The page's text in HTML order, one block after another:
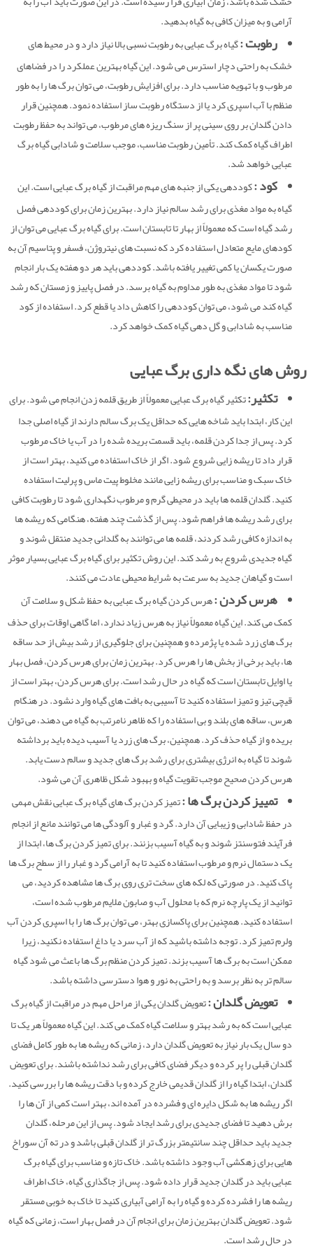
محصولات
خدمات
نمایندگی ها
مقالات
درباره ما
آرامی و به میزان کافی به گیاه بدهید.
رطوبت :گیاه برگ عبایی به رطوبت نسبی بالا نیاز دارد و در محیط های
خشک به راحتی دچار استرس می شود. این گیاه بهترین عملکرد را در فضاهای
مرطوب و با تهویه مناسب دارد. برای افزایش رطوبت، می توان برگ ها را به طور
منظم با آب اسپری کرد یا از دستگاه رطوبت ساز استفاده نمود. همچنین قرار
دادن گلدان بر روی سینی پر از سنگ ریزه های مرطوب، می تواند به حفظ رطوبت
اطراف گیاه کمک کند. تأمین رطوبت مناسب، موجب سلامت و شادابی گیاه برگ
عبایی خواهد شد.
کود :کوددهی یکی از جنبه های مهم مراقبت از گیاه برگ عبایی است. این
گیاه به مواد مغذی برای رشد سالم نیاز دارد. بهترین زمان برای کوددهی فصل
رشد گیاه است که معمولاً از بهار تا تابستان است. برای گیاه برگ عبایی می توان از
کودهای مایع متعادل استفاده کرد که نسبت های نیتروژن، فسفر و پتاسیم آن به
صورت یکسان یا کمی تغییر یافته باشد. کوددهی باید هر دو هفته یک بار انجام
شود تا مواد مغذی به طور مداوم به گیاه برسد. در فصل پاییز و زمستان که رشد
گیاه کند می شود، می توان کوددهی را کاهش داد یا قطع کرد. استفاده از کود
مناسب به شادابی و گل دهی گیاه کمک خواهد کرد.
روش های نگه داری برگ عبایی
تکثیر:تکثیر گیاه برگ عبایی معمولاً از طریق قلمه زدن انجام می شود. برای
این کار، ابتدا باید شاخه هایی که حداقل یک برگ سالم دارند از گیاه اصلی جدا
کرد. پس از جدا کردن قلمه، باید قسمت بریده شده را در آب یا خاک مرطوب
قرار داد تا ریشه زایی شروع شود. اگر از خاک استفاده می کنید، بهتر است از
خاک سبک و مناسب برای ریشه زایی مانند مخلوط پیت ماس و پرلیت استفاده
کنید. گلدان قلمه ها باید در محیطی گرم و مرطوب نگهداری شود تا رطوبت کافی
برای رشد ریشه ها فراهم شود. پس از گذشت چند هفته، هنگامی که ریشه ها
به اندازه کافی رشد کردند، قلمه ها می توانند به گلدانی جدید منتقل شوند و
گیاه جدیدی شروع به رشد کند. این روش تکثیر برای گیاه برگ عبایی بسیار موثر
است و گیاهان جدید به سرعت به شرایط محیطی عادت می کنند.
هرس کردن :هرس کردن گیاه برگ عبایی به حفظ شکل و سلامت آن
کمک می کند. این گیاه معمولاً نیاز به هرس زیاد ندارد، اما گاهی اوقات برای حذف
برگ های زرد شده یا پژمرده و همچنین برای جلوگیری از رشد بیش از حد ساقه
ها، باید برخی از بخش ها را هرس کرد. بهترین زمان برای هرس کردن، فصل بهار
یا اوایل تابستان است که گیاه در حال رشد است. برای هرس کردن، بهتر است از
قیچی تیز و تمیز استفاده کنید تا آسیبی به بافت های گیاه وارد نشود. در هنگام
هرس، ساقه های بلند و بی استفاده را که ظاهر نامرتب به گیاه می دهند، می توان
بریده و از گیاه حذف کرد. همچنین، برگ های زرد یا آسیب دیده باید برداشته
شوند تا گیاه به انرژی بیشتری برای رشد برگ های جدید و سالم دست یابد.
هرس کردن صحیح موجب تقویت گیاه و بهبود شکل ظاهری آن می شود.
تمییز کردن برگ ها :تمیز کردن برگ های گیاه برگ عبایی نقش مهمی
در حفظ شادابی و زیبایی آن دارد. گرد و غبار و آلودگی ها می توانند مانع از انجام
فرآیند فتوسنتز شوند و به گیاه آسیب بزنند. برای تمیز کردن برگ ها، ابتدا از
یک دستمال نرم و مرطوب استفاده کنید تا به آرامی گرد و غبار را از سطح برگ ها
پاک کنید. در صورتی که لکه های سخت تری روی برگ ها مشاهده کردید، می
توانید از یک پارچه نرم که با محلول آب و صابون ملایم مرطوب شده است،
استفاده کنید. همچنین برای پاکسازی بهتر، می توان برگ ها را با اسپری کردن آب
ولرم تمیز کرد. توجه داشته باشید که از آب سرد یا داغ استفاده نکنید، زیرا
ممکن است به برگ ها آسیب بزند. تمیز کردن منظم برگ ها باعث می شود گیاه
سالم تر به نظر برسد و به راحتی به نور و هوا دسترسی داشته باشد.
تعویض گلدان :تعویض گلدان یکی از مراحل مهم در مراقبت از گیاه برگ
عبایی است که به رشد بهتر و سلامت گیاه کمک می کند. این گیاه معمولاً هر یک تا
دو سال یک بار نیاز به تعویض گلدان دارد، زمانی که ریشه ها به طور کامل فضای
گلدان قبلی را پر کرده و دیگر فضای کافی برای رشد نداشته باشند. برای تعویض
گلدان، ابتدا گیاه را از گلدان قدیمی خارج کرده و با دقت ریشه ها را بررسی کنید.
اگر ریشه ها به شکل دایره ای و فشرده در آمده اند، بهتر است کمی از آن ها را
برش دهید تا فضای جدیدی برای رشد ایجاد شود. پس از این مرحله، گلدان
جدید باید حداقل چند سانتیمتر بزرگ تر از گلدان قبلی باشد و در ته آن سوراخ
هایی برای زهکشی آب وجود داشته باشد. خاک تازه و مناسب برای گیاه برگ
عبایی باید در گلدان جدید قرار داده شود. پس از جاگذاری گیاه، خاک اطراف
ریشه ها را فشرده کرده و گیاه را به آرامی آبیاری کنید تا خاک به خوبی مستقر
شود. تعویض گلدان بهترین زمان برای انجام آن در فصل بهار است، زمانی که گیاه
در حال رشد است.